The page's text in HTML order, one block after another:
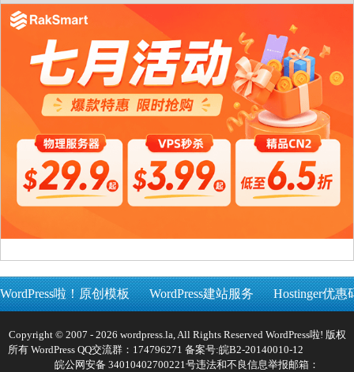
WordPress啦！原创模板 WordPress建站服务 Hostinger优惠
Copyright © 2007 - 2026 wordpress.la, All Rights Reserved WordPress啦! 版权
所有 WordPress QQ交流群：174796271 备案号:皖B2-20140010-12
皖公网安备 34010402700221号违法和不良信息举报邮箱：